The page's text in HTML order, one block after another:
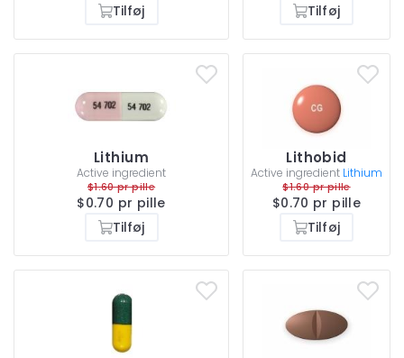
Tilføj
Tilføj
Lithium
Active ingredient
$1.60 pr pille
$0.70 pr pille
Tilføj
Lithobid
Active ingredient Lithium
$1.60 pr pille
$0.70 pr pille
Tilføj